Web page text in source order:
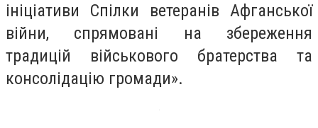
ініціативи Спілки ветеранів Афганської
війни, спрямовані на збереження
традицій військового братерства та
консолідацію громади».